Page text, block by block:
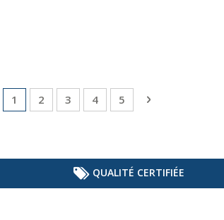
Page
Vous lisez actuellement la page
1 Page
2 Page
3 Page
4 Page
5 Page
Suivant
QUALITÉ CERTIFIÉE